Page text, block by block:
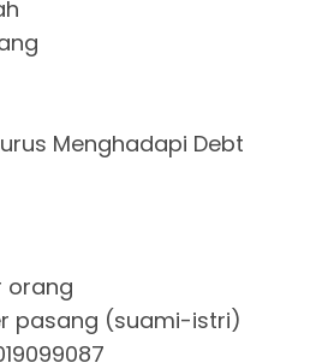
Menghadapi Debt
orang
pasang (suami-istri)